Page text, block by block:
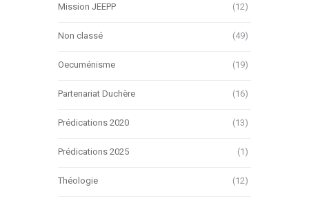
Mission JEEPP (12)
Non classé (49)
Oecuménisme (19)
Partenariat Duchère (16)
Prédications 2020 (13)
Prédications 2025 (1)
Théologie (12)